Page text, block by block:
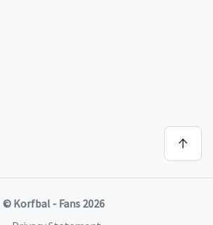
© Korfbal - Fans 2026